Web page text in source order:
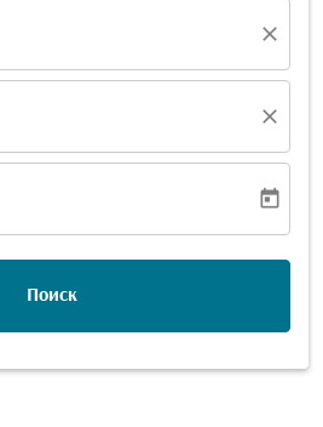
close
close
label
today
Поиск